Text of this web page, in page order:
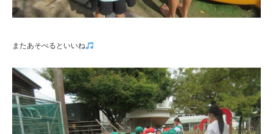
またあそべるといいね